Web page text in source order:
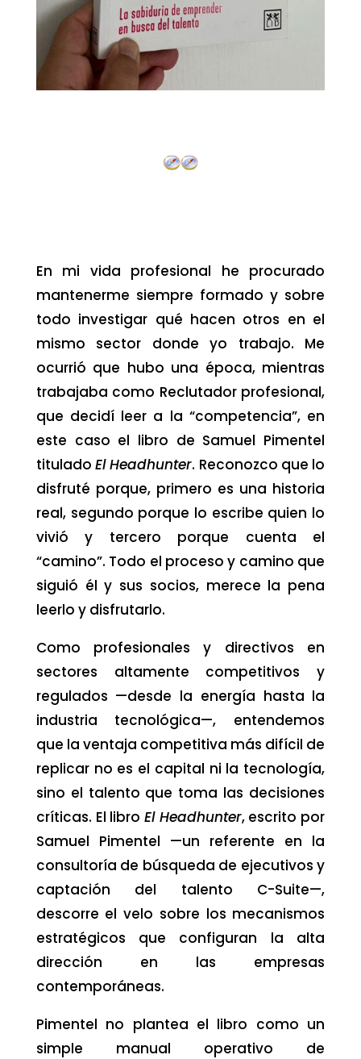
En mi vida profesional he procurado
mantenerme siempre formado y sobre
todo investigar qué hacen otros en el
mismo sector donde yo trabajo. Me
ocurrió que hubo una época, mientras
trabajaba como Reclutador profesional,
que decidí leer a la “competencia”, en
este caso el libro de Samuel Pimentel
tituladoEl Headhunter. Reconozco que lo
disfruté porque, primero es una historia
real, segundo porque lo escribe quien lo
vivió y tercero porque cuenta el
“camino”. Todo el proceso y camino que
siguió él y sus socios, merece la pena
leerlo y disfrutarlo.
Como profesionales y directivos en
sectores altamente competitivos y
regulados —desde la energía hasta la
industria tecnológica—, entendemos
que la ventaja competitiva más difícil de
replicar no es el capital ni la tecnología,
sino el talento que toma las decisiones
críticas. El libro El Headhunter, escrito por
Samuel Pimentel —un referente en la
consultoría de búsqueda de ejecutivos y
captación del talento C-Suite—,
descorre el velo sobre los mecanismos
estratégicos que configuran la alta
dirección en las empresas
contemporáneas.
Pimentel no plantea el libro como un
simple manual operativo de